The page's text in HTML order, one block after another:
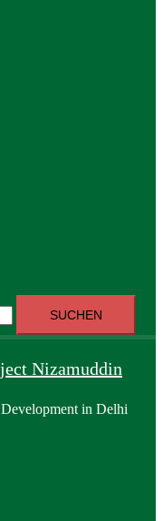
Nizamuddin
in Delhi